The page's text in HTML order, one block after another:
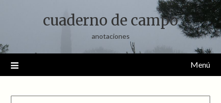
cuaderno de campo
anotaciones
Menú